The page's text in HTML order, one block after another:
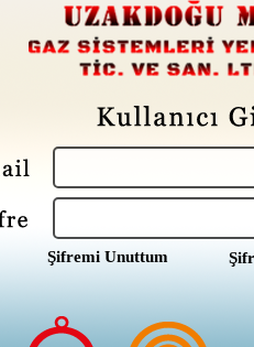
Şifremi Unuttum